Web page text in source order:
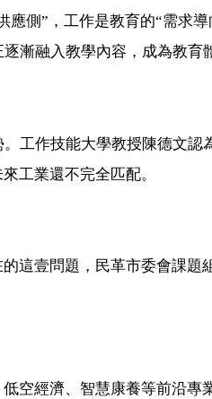
側”，工作是教育的“需求導
漸融入教學內容，成為教育
作技能大學教授陳德文認
工業還不完全匹配。
壹問題，民革市委會課題
經濟、智慧康養等前沿專